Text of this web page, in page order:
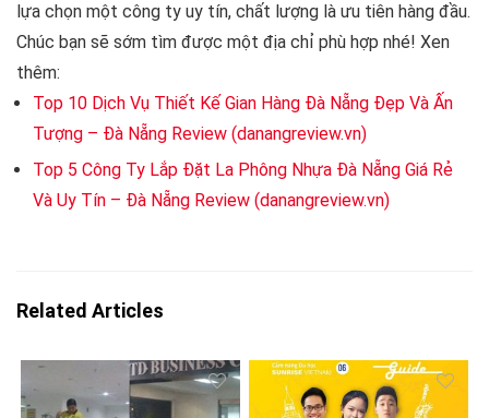
lựa chọn một công ty uy tín, chất lượng là ưu tiên hàng đầu.
Chúc bạn sẽ sớm tìm được một địa chỉ phù hợp nhé! Xen
thêm:
Top 10 Dịch Vụ Thiết Kế Gian Hàng Đà Nẵng Đẹp Và Ấn
Tượng – Đà Nẵng Review (danangreview.vn)
Top 5 Công Ty Lắp Đặt La Phông Nhựa Đà Nẵng Giá Rẻ
Và Uy Tín – Đà Nẵng Review (danangreview.vn)
Related Articles